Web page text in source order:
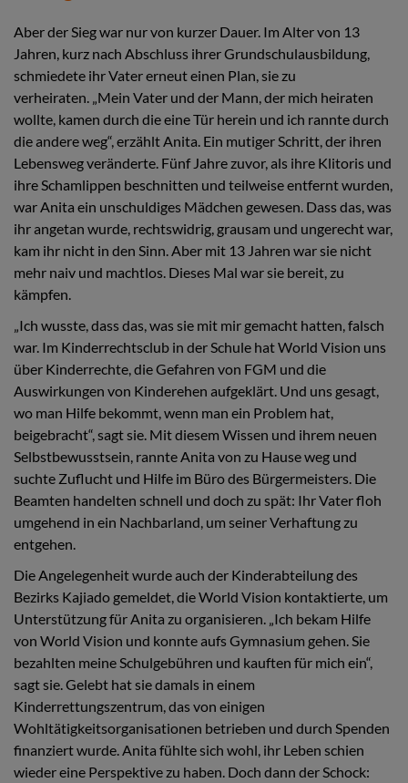
Aber der Sieg war nur von kurzer Dauer. Im Alter von 13
Jahren, kurz nach Abschluss ihrer Grundschulausbildung,
schmiedete ihr Vater erneut einen Plan, sie zu
verheiraten. „Mein Vater und der Mann, der mich heiraten
wollte, kamen durch die eine Tür herein und ich rannte durch
die andere weg“, erzählt Anita. Ein mutiger Schritt, der ihren
Lebensweg veränderte. Fünf Jahre zuvor, als ihre Klitoris und
ihre Schamlippen beschnitten und teilweise entfernt wurden,
war Anita ein unschuldiges Mädchen gewesen. Dass das, was
ihr angetan wurde, rechtswidrig, grausam und ungerecht war,
kam ihr nicht in den Sinn. Aber mit 13 Jahren war sie nicht
mehr naiv und machtlos. Dieses Mal war sie bereit, zu
kämpfen.
„Ich wusste, dass das, was sie mit mir gemacht hatten, falsch
war. Im Kinderrechtsclub in der Schule hat World Vision uns
über Kinderrechte, die Gefahren von FGM und die
Auswirkungen von Kinderehen aufgeklärt. Und uns gesagt,
wo man Hilfe bekommt, wenn man ein Problem hat,
beigebracht“, sagt sie. Mit diesem Wissen und ihrem neuen
Selbstbewusstsein, rannte Anita von zu Hause weg und
suchte Zuflucht und Hilfe im Büro des Bürgermeisters. Die
Beamten handelten schnell und doch zu spät: Ihr Vater floh
umgehend in ein Nachbarland, um seiner Verhaftung zu
entgehen.
Die Angelegenheit wurde auch der Kinderabteilung des
Bezirks Kajiado gemeldet, die World Vision kontaktierte, um
Unterstützung für Anita zu organisieren. „Ich bekam Hilfe
von World Vision und konnte aufs Gymnasium gehen. Sie
bezahlten meine Schulgebühren und kauften für mich ein“,
sagt sie. Gelebt hat sie damals in einem
Kinderrettungszentrum, das von einigen
Wohltätigkeitsorganisationen betrieben und durch Spenden
finanziert wurde. Anita fühlte sich wohl, ihr Leben schien
wieder eine Perspektive zu haben. Doch dann der Schock: